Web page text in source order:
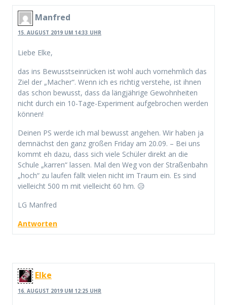
Manfred
15. AUGUST 2019 UM 14:33 UHR
Liebe Elke,
das ins Bewusstseinrücken ist wohl auch vornehmlich das
Ziel der „Macher“. Wenn ich es richtig verstehe, ist ihnen
das schon bewusst, dass da längjährige Gewohnheiten
nicht durch ein 10-Tage-Experiment aufgebrochen werden
können!
Deinen PS werde ich mal bewusst angehen. Wir haben ja
demnächst den ganz großen Friday am 20.09. – Bei uns
kommt eh dazu, dass sich viele Schüler direkt an die
Schule „karren“ lassen. Mal den Weg von der Straßenbahn
„hoch“ zu laufen fällt vielen nicht im Traum ein. Es sind
vielleicht 500 m mit vielleicht 60 hm. 😥
LG Manfred
Antworten
Elke
16. AUGUST 2019 UM 12:25 UHR